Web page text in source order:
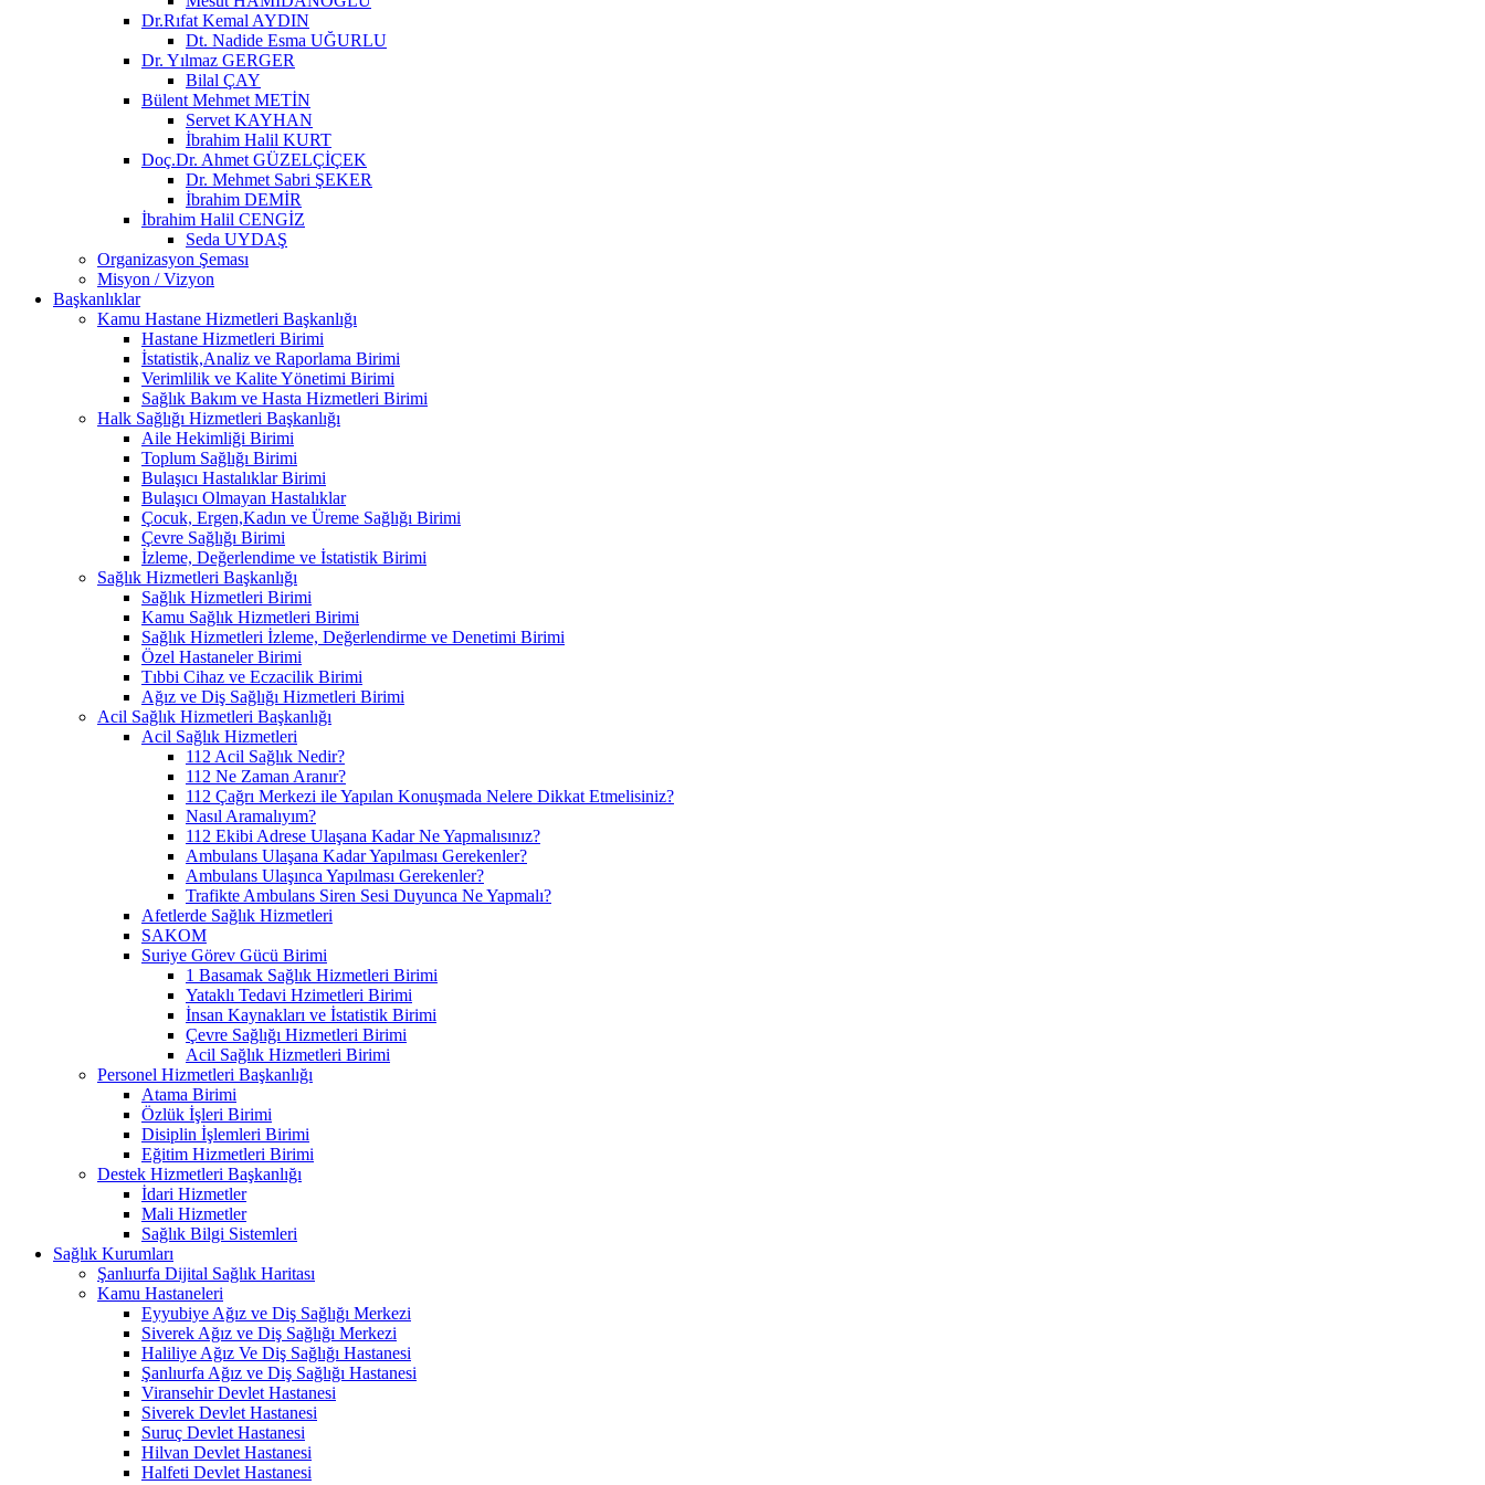
Dr.Rıfat Kemal AYDIN
Dt. Nadide Esma UĞURLU
Dr. Yılmaz GERGER
Bilal ÇAY
Bülent Mehmet METİN
Servet KAYHAN
İbrahim Halil KURT
Doç.Dr. Ahmet GÜZELÇİÇEK
Dr. Mehmet Sabri ŞEKER
İbrahim DEMİR
İbrahim Halil CENGİZ
Seda UYDAŞ
Organizasyon Şeması
Misyon / Vizyon
Başkanlıklar
Kamu Hastane Hizmetleri Başkanlığı
Hastane Hizmetleri Birimi
İstatistik,Analiz ve Raporlama Birimi
Verimlilik ve Kalite Yönetimi Birimi
Sağlık Bakım ve Hasta Hizmetleri Birimi
Halk Sağlığı Hizmetleri Başkanlığı
Aile Hekimliği Birimi
Toplum Sağlığı Birimi
Bulaşıcı Hastalıklar Birimi
Bulaşıcı Olmayan Hastalıklar
Çocuk, Ergen,Kadın ve Üreme Sağlığı Birimi
Çevre Sağlığı Birimi
İzleme, Değerlendime ve İstatistik Birimi
Sağlık Hizmetleri Başkanlığı
Sağlık Hizmetleri Birimi
Kamu Sağlık Hizmetleri Birimi
Sağlık Hizmetleri İzleme, Değerlendirme ve Denetimi Birimi
Özel Hastaneler Birimi
Tıbbi Cihaz ve Eczacilik Birimi
Ağız ve Diş Sağlığı Hizmetleri Birimi
Acil Sağlık Hizmetleri Başkanlığı
Acil Sağlık Hizmetleri
112 Acil Sağlık Nedir?
112 Ne Zaman Aranır?
112 Çağrı Merkezi ile Yapılan Konuşmada Nelere Dikkat Etmelisiniz?
Nasıl Aramalıyım?
112 Ekibi Adrese Ulaşana Kadar Ne Yapmalısınız?
Ambulans Ulaşana Kadar Yapılması Gerekenler?
Ambulans Ulaşınca Yapılması Gerekenler?
Trafikte Ambulans Siren Sesi Duyunca Ne Yapmalı?
Afetlerde Sağlık Hizmetleri
SAKOM
Suriye Görev Gücü Birimi
1 Basamak Sağlık Hizmetleri Birimi
Yataklı Tedavi Hzimetleri Birimi
İnsan Kaynakları ve İstatistik Birimi
Çevre Sağlığı Hizmetleri Birimi
Acil Sağlık Hizmetleri Birimi
Personel Hizmetleri Başkanlığı
Atama Birimi
Özlük İşleri Birimi
Disiplin İşlemleri Birimi
Eğitim Hizmetleri Birimi
Destek Hizmetleri Başkanlığı
İdari Hizmetler
Mali Hizmetler
Sağlık Bilgi Sistemleri
Sağlık Kurumları
Şanlıurfa Dijital Sağlık Haritası
Kamu Hastaneleri
Eyyubiye Ağız ve Diş Sağlığı Merkezi
Siverek Ağız ve Diş Sağlığı Merkezi
Haliliye Ağız Ve Diş Sağlığı Hastanesi
Şanlıurfa Ağız ve Diş Sağlığı Hastanesi
Viransehir Devlet Hastanesi
Siverek Devlet Hastanesi
Suruç Devlet Hastanesi
Hilvan Devlet Hastanesi
Halfeti Devlet Hastanesi